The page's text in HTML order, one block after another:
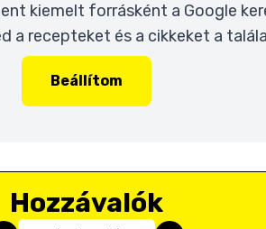
kiemelt forrásként a Google
a recepteket és a cikkeket a
Beállítom
Hozzávalók